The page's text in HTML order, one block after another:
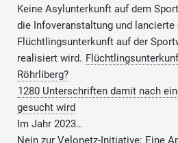
Keine Asylunterkunft auf dem
die Infoveranstaltung und
Flüchtlingsunterkunft auf der
realisiert wird.
Röhrliberg?
1280 Unterschriften damit nach
gesucht wird
Im Jahr 2023…
Nein zur Velonetz-Initiative: Eine